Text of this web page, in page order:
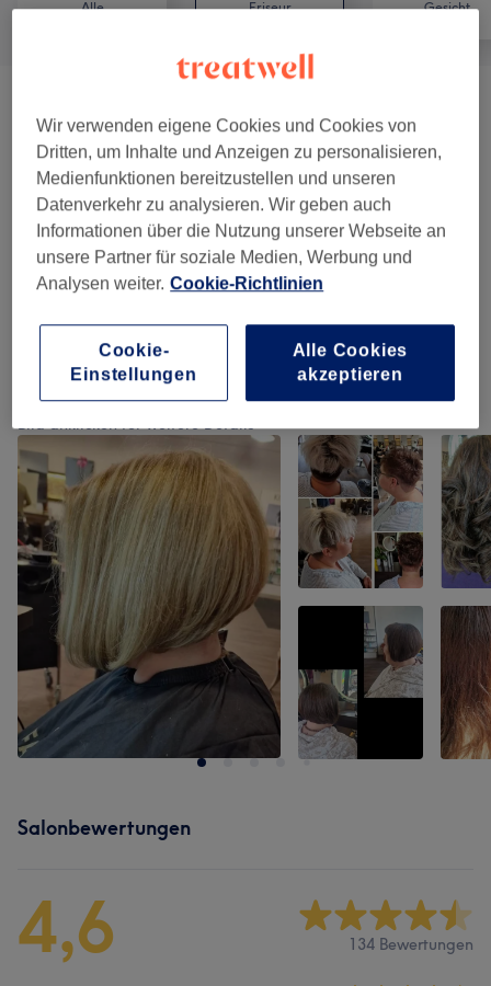
Alle Friseur Gesicht
Kinder - Haarschnitte & Stylings ( 4) ab 15 €
Damen - Farbe & Coloration (24) ab 35 €
Damen - Farbe & Coloration (5)
Damen - Farbe & Coloration (16) ab 35 €
Unsere Arbeit
Bild anklicken für weitere Details
Salonbewertungen
4,6 134 Bewertungen
Wir verwenden eigene Cookies und Cookies von
Dritten, um Inhalte und Anzeigen zu personalisieren,
Medienfunktionen bereitzustellen und unseren
Datenverkehr zu analysieren. Wir geben auch
Informationen über die Nutzung unserer Webseite an
unsere Partner für soziale Medien, Werbung und
Analysen weiter. Cookie-Richtlinien
Cookie-
Einstellungen
Alle Cookies
akzeptieren